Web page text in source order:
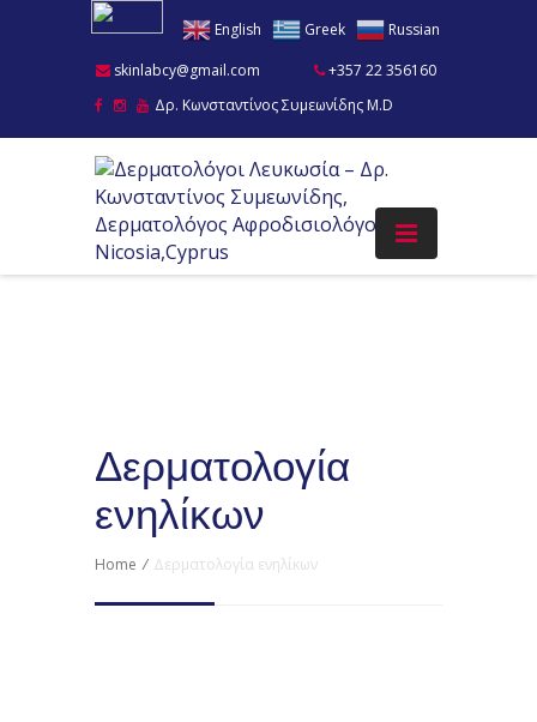
English Greek
Russian
skinlabcy@gmail.com
+357 22 356160
Δρ. Κωνσταντίνος Συμεωνίδης M.D
Δερματολογία
ενηλίκων
Home / Δερματολογία ενηλίκων